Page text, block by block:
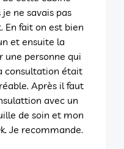
ne savais pas
En fait on est bien
et ensuite la
une personne qui
consultation était
Après il faut
avec un
de soin et mon
Je recommande.